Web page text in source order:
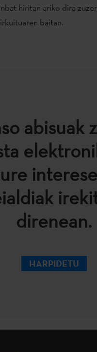
hiritan ariko dira
baitan.
abisuak
direnean.
HARPIDETU